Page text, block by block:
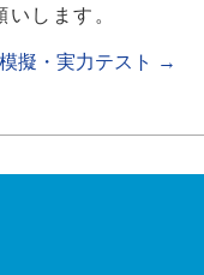
いします。
擬・実力テスト →